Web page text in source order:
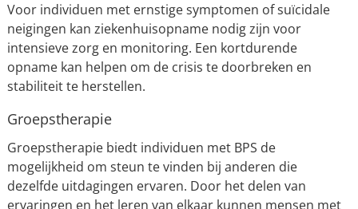
Voor individuen met ernstige symptomen of suïcidale
neigingen kan ziekenhuisopname nodig zijn voor
intensieve zorg en monitoring. Een kortdurende
opname kan helpen om de crisis te doorbreken en
stabiliteit te herstellen.
Groepstherapie
Groepstherapie biedt individuen met BPS de
mogelijkheid om steun te vinden bij anderen die
dezelfde uitdagingen ervaren. Door het delen van
ervaringen en het leren van elkaar kunnen mensen met